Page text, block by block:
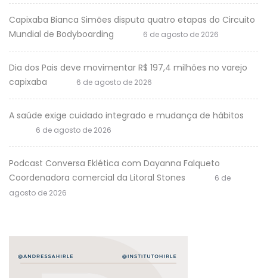
Capixaba Bianca Simões disputa quatro etapas do Circuito
Mundial de Bodyboarding
6 de agosto de 2026
Dia dos Pais deve movimentar R$ 197,4 milhões no varejo
capixaba
6 de agosto de 2026
A saúde exige cuidado integrado e mudança de hábitos
6 de agosto de 2026
Podcast Conversa Eklética com Dayanna Falqueto
Coordenadora comercial da Litoral Stones
6 de
agosto de 2026